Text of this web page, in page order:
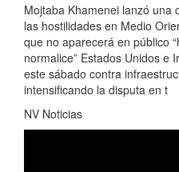
Mojtaba Khamenei lanzó una
las hostilidades en Medio
que no aparecerá en público
normalice” Estados Unidos e
este sábado contra
intensificando la disputa en t
NV Noticias